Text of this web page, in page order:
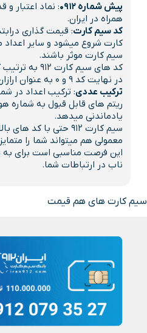
پیش شماره 0912
: نماد اعتبار و
همراه در ایران.
کد سیم کارت: قیمت گذاری
کارت شروع میشود و سایر اعداد
سیم کارت موثر باشند.
در نهایت کد 9 و 0 به عنوان ارازان ترین خطوط 912 هستند.
ترکیب عددی: ترکیب اعداد در
ریتم های قابل قبول به شماره
یادماندنی میدهد.
سیم کارت 912 حتی با
معمولی هم میتواند شما را
این فرصت مناسبی است برای
ناب در ارتباطات شما.
سیم کارت های هم قیمت